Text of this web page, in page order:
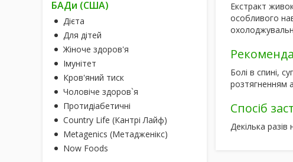
БАДи (США)
Дієта
Для дітей
Жіноче здоров'я
Імунітет
Кров'яний тиск
Чоловіче здоров`я
Протидіабетичні
Country Life (Кантрі Лайф)
Metagenics (Метадженікс)
Now Foods
Екстракт
особливого
Болі в спині,
розтягненням
Спосіб
Декілька